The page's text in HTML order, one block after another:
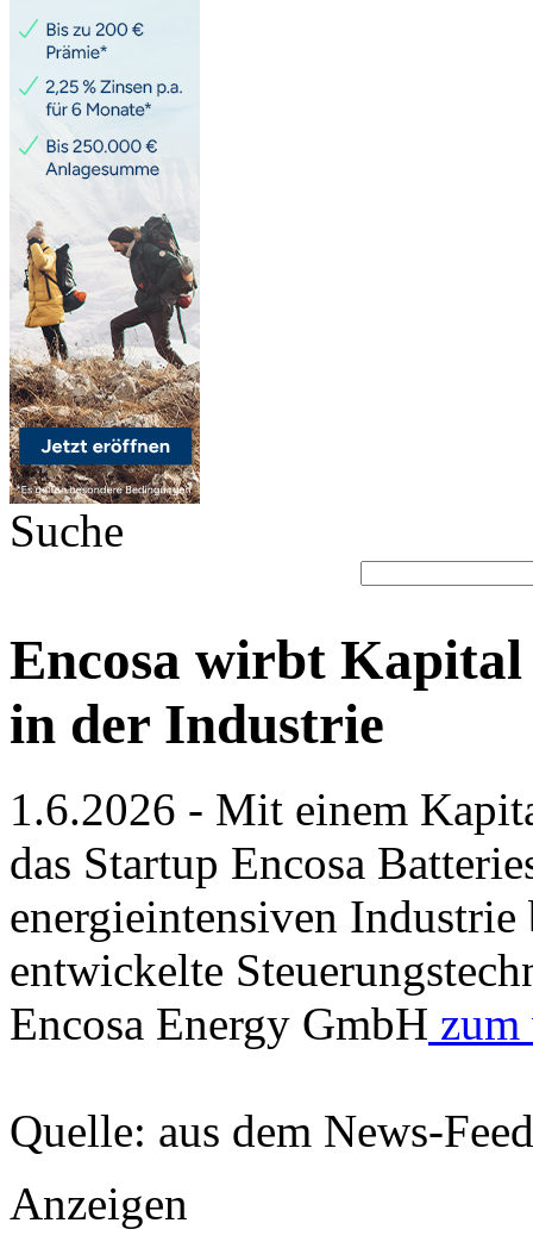
Suche
Encosa wirbt
in der Industrie
1.6.2026 - Mit einem
das Startup Encosa
energieintensiven
entwickelte
Encosa Energy GmbH
Quelle: aus dem News-
Anzeigen